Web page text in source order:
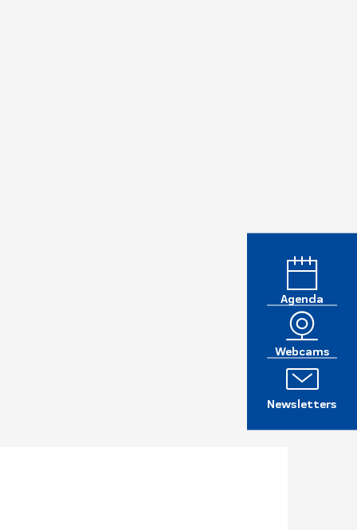
Agenda
Webcams
Newsletters